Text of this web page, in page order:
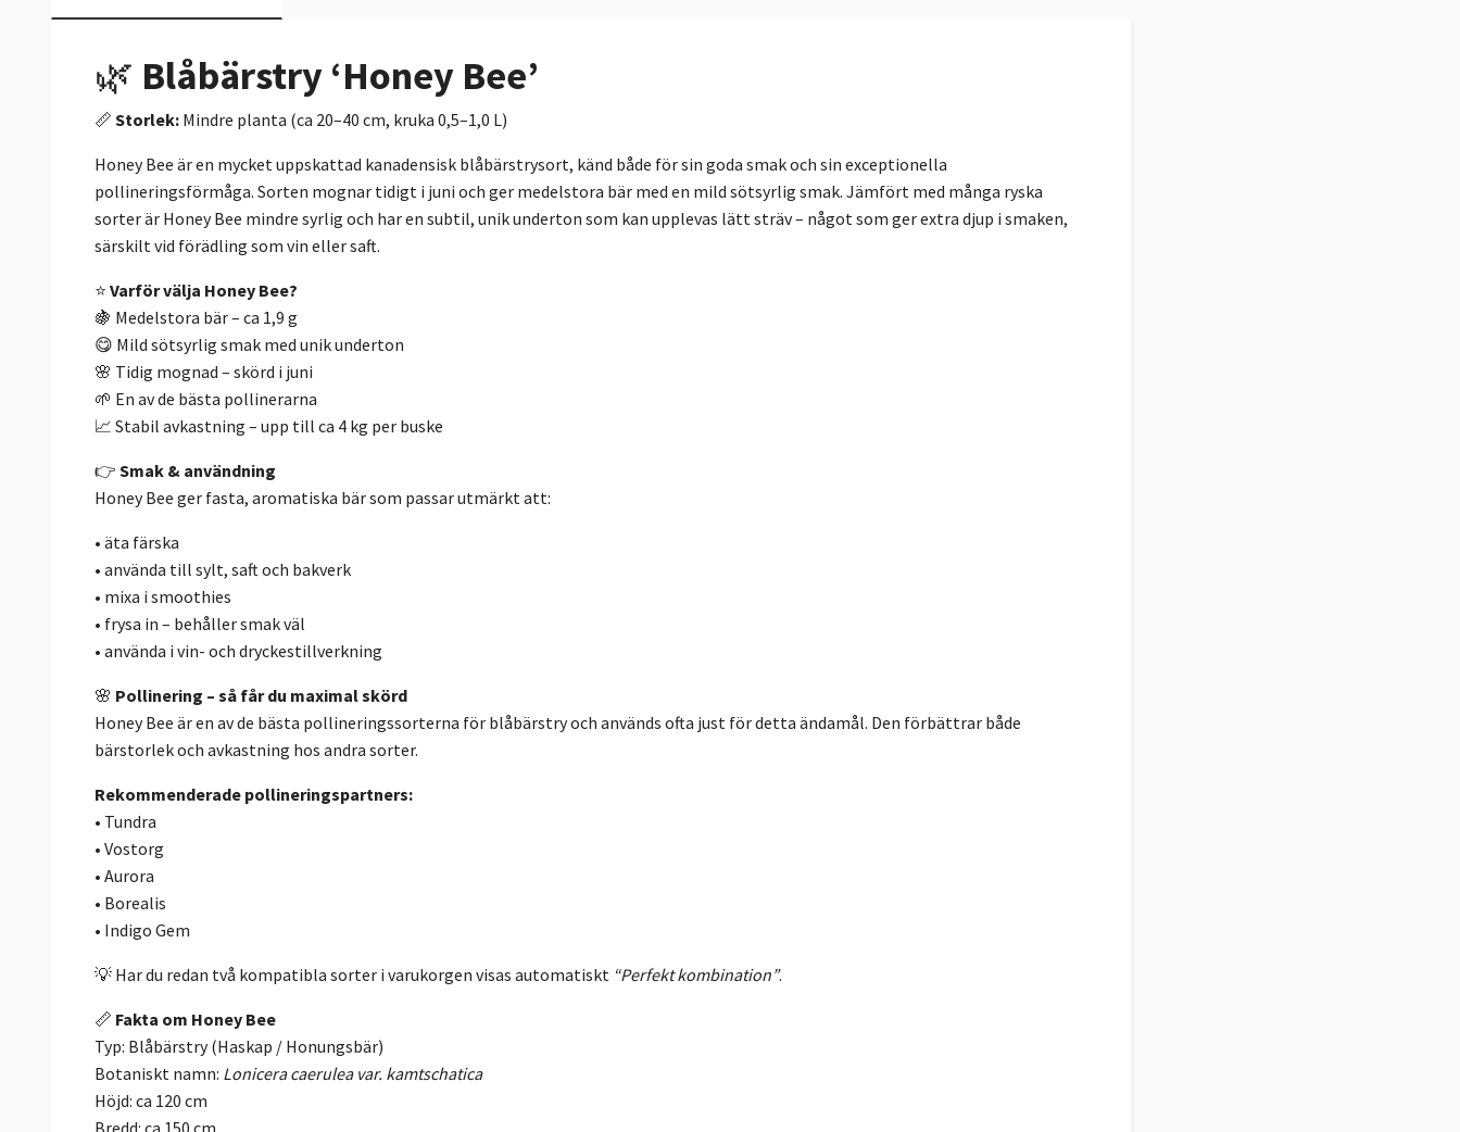
🌿 Blåbärstry ‘Honey Bee’
📏 Storlek: Mindre planta (ca 20–40 cm, kruka 0,5–1,0 L)
Honey Bee är en mycket uppskattad kanadensisk blåbärstrysort, känd både för sin goda smak och sin exceptionella
pollineringsförmåga. Sorten mognar tidigt i juni och ger medelstora bär med en mild sötsyrlig smak. Jämfört med många ryska
sorter är Honey Bee mindre syrlig och har en subtil, unik underton som kan upplevas lätt sträv – något som ger extra djup i smaken,
särskilt vid förädling som vin eller saft.
⭐ Varför välja Honey Bee?
🍇 Medelstora bär – ca 1,9 g
😋 Mild sötsyrlig smak med unik underton
🌸 Tidig mognad – skörd i juni
🌱 En av de bästa pollinerarna
📈 Stabil avkastning – upp till ca 4 kg per buske
👉 Smak & användning
Honey Bee ger fasta, aromatiska bär som passar utmärkt att:
• äta färska
• använda till sylt, saft och bakverk
• mixa i smoothies
• frysa in – behåller smak väl
• använda i vin- och dryckestillverkning
🌸 Pollinering – så får du maximal skörd
Honey Bee är en av de bästa pollineringssorterna för blåbärstry och används ofta just för detta ändamål. Den förbättrar både
bärstorlek och avkastning hos andra sorter.
Rekommenderade pollineringspartners:
• Tundra
• Vostorg
• Aurora
• Borealis
• Indigo Gem
💡 Har du redan två kompatibla sorter i varukorgen visas automatiskt “Perfekt kombination”.
📏 Fakta om Honey Bee
Typ: Blåbärstry (Haskap / Honungsbär)
Botaniskt namn: Lonicera caerulea var. kamtschatica
Höjd: ca 120 cm